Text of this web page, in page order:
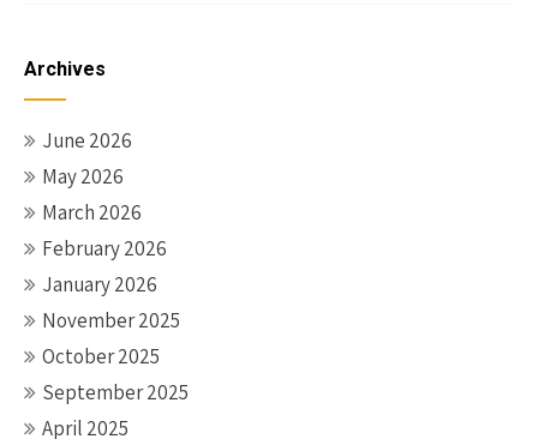
Archives
June 2026
May 2026
March 2026
February 2026
January 2026
November 2025
October 2025
September 2025
April 2025